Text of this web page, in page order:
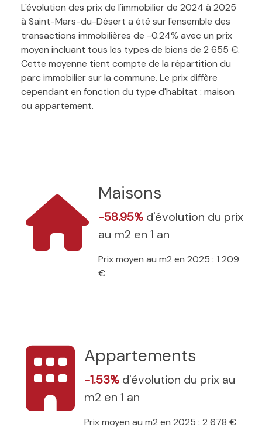
L'évolution des prix de l'immobilier de 2024 à 2025
à Saint-Mars-du-Désert a été sur l'ensemble des
transactions immobilières de -0.24% avec un prix
moyen incluant tous les types de biens de 2 655 €.
Cette moyenne tient compte de la répartition du
parc immobilier sur la commune. Le prix diffère
cependant en fonction du type d'habitat : maison
ou appartement.
Maisons
-58.95% d'évolution du prix
au m2 en 1 an
Prix moyen au m2 en 2025 : 1 209
€
Appartements
-1.53% d'évolution du prix au
m2 en 1 an
Prix moyen au m2 en 2025 : 2 678 €